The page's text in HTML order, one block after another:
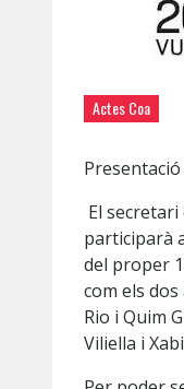
Actes Coa
Presentació
El
participarà
del proper
com els
Rio i Quim
Viliella i